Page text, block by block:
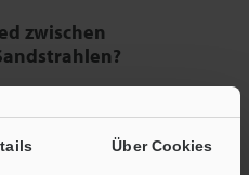
Über Cookies
zwischen
Laserpulse zur
von